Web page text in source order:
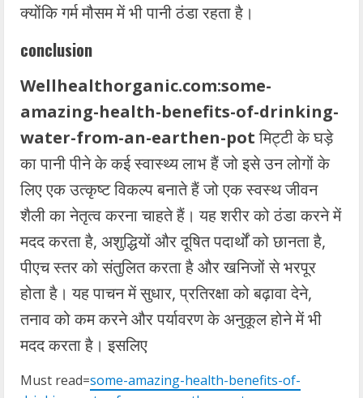
क्योंकि गर्म मौसम में भी पानी ठंडा रहता है।
conclusion
Wellhealthorganic.com:some-
amazing-health-benefits-of-drinking-
water-from-an-earthen-potमिट्टी के घड़े
का पानी पीने के कई स्वास्थ्य लाभ हैं जो इसे उन लोगों के
लिए एक उत्कृष्ट विकल्प बनाते हैं जो एक स्वस्थ जीवन
शैली का नेतृत्व करना चाहते हैं। यह शरीर को ठंडा करने में
मदद करता है, अशुद्धियों और दूषित पदार्थों को छानता है,
पीएच स्तर को संतुलित करता है और खनिजों से भरपूर
होता है। यह पाचन में सुधार, प्रतिरक्षा को बढ़ावा देने,
तनाव को कम करने और पर्यावरण के अनुकूल होने में भी
मदद करता है। इसलिए
Must read=some-amazing-health-benefits-of-